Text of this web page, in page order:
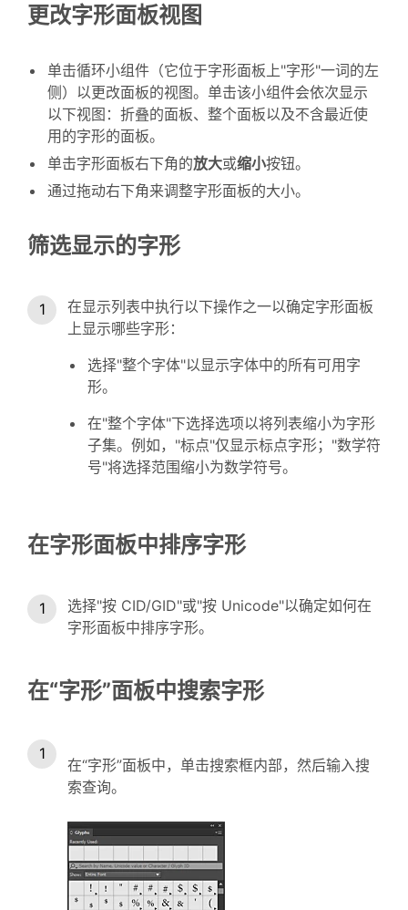
更改字形面板视图
单击循环小组件（它位于字形面板上"字形"一词的左
侧）以更改面板的视图。单击该小组件会依次显示
以下视图：折叠的面板、整个面板以及不含最近使
用的字形的面板。
单击字形面板右下角的放大或缩小按钮。
通过拖动右下角来调整字形面板的大小。
筛选显示的字形
在显示列表中执行以下操作之一以确定字形面板
上显示哪些字形：
选择"整个字体"以显示字体中的所有可用字
形。
在"整个字体"下选择选项以将列表缩小为字形
子集。例如，"标点"仅显示标点字形；"数学符
号"将选择范围缩小为数学符号。
在字形面板中排序字形
选择"按 CID/GID"或"按 Unicode"以确定如何在
字形面板中排序字形。
在“字形”面板中搜索字形
在“字形”面板中，单击搜索框内部，然后输入搜
索查询。